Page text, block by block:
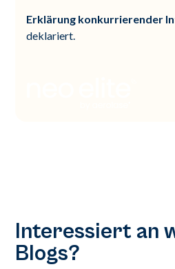
Erklärung konkurrierender
deklariert.
Interessiert an
Blogs?